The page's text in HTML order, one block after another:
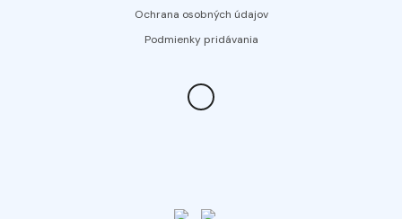
Ochrana osobných údajov
Podmienky pridávania